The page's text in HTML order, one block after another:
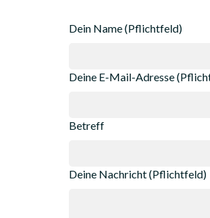
Dein Name (Pflichtfeld)
Deine E-Mail-Adresse
Betreff
Deine Nachricht (Pflichtfeld)